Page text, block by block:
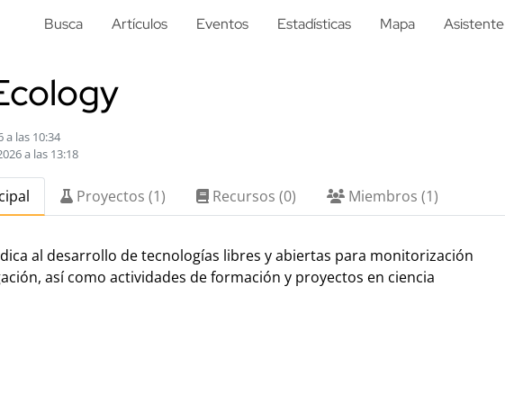
Busca Artículos Eventos Estadísticas Mapa Asistente
a las 10:34
a las 13:18
Proyectos (1) Recursos (0) Miembros (1)
al desarrollo de tecnologías libres y abiertas para monitorización
así como actividades de formación y proyectos en ciencia